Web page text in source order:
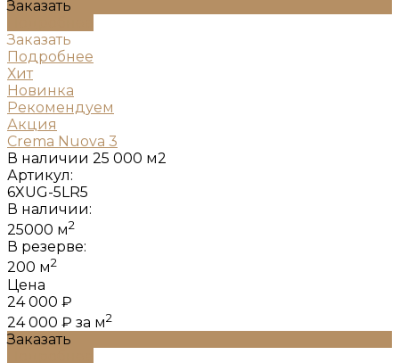
Заказать
Заказать
Подробнее
Хит
Новинка
Рекомендуем
Акция
Crema Nuova 3
В наличии 25 000 м2
Артикул:
6XUG-5LR5
В наличии:
25000 м2
В резерве:
200 м2
Цена
24 000 ₽
24 000 ₽ за м2
Заказать